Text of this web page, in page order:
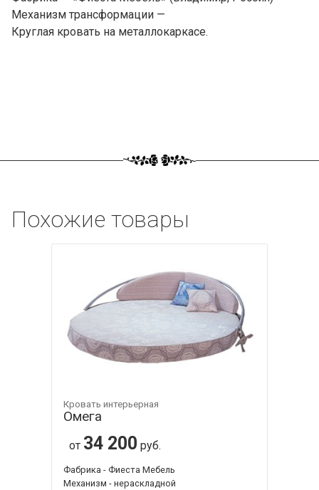
Механизм трансформации —
Круглая кровать на металлокаркасе.
Похожие товары
Кровать интерьерная
Омега
от 34 200 руб.
Фабрика - Фиеста Мебель
Механизм - нераскладной